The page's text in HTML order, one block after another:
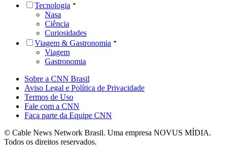
Tecnologia
Nasa
Ciência
Curiosidades
Viagem & Gastronomia
Viagem
Gastronomia
Sobre a CNN Brasil
Aviso Legal e Política de Privacidade
Termos de Uso
Fale com a CNN
Faça parte da Equipe CNN
© Cable News Network Brasil. Uma empresa NOVUS MÍDIA.
Todos os direitos reservados.